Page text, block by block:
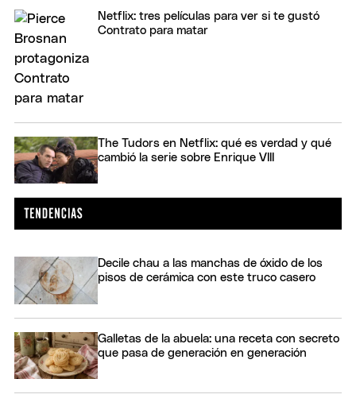
Netflix: tres películas para ver si te gustó
Contrato para matar
The Tudors en Netflix: qué es verdad y qué
cambió la serie sobre Enrique VIII
Decile chau a las manchas de óxido de los
pisos de cerámica con este truco casero
Galletas de la abuela: una receta con secreto
que pasa de generación en generación